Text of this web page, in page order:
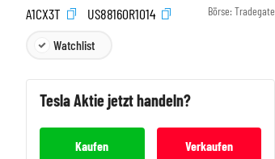
A1CX3T
US88160R1014 Börse: Tradegate
Watchlist
TeslaAktie jetzt handeln?
Kaufen Verkaufen